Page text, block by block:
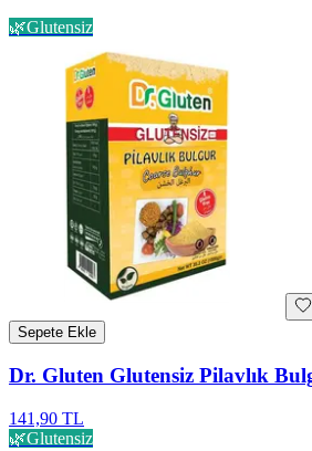
🌿Glutensiz
Sepete Ekle
Dr. Gluten Glutensiz Pilavlık
141,90 TL
🌿Glutensiz